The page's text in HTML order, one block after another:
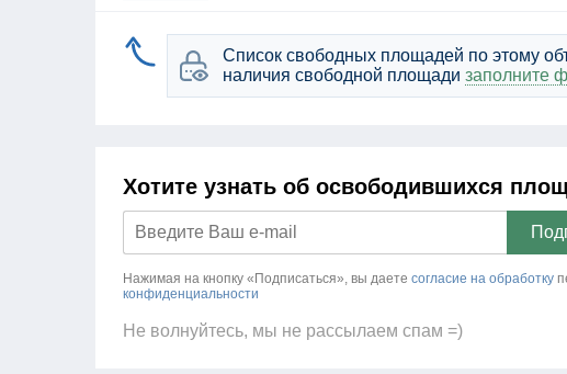
Список свободных площадей по этому
наличия свободной площади заполните
Хотите узнать об освободившихся
Нажимая на кнопку «Подписаться», вы даете согласие на обработку
конфиденциальности
Не волнуйтесь, мы не рассылаем спам =)